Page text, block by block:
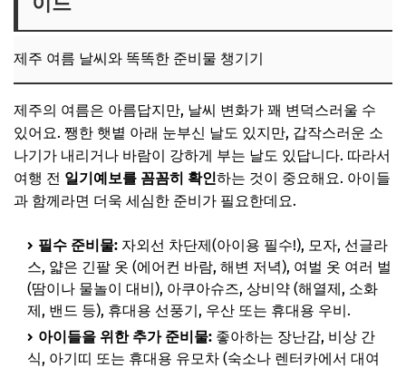
자연 속에서 즐기는 숲캉스/목장 체험
아이와 함께 즐길 맛집 추천
유모차 대여 및 편의시설 정보
여행 경비를 절약하는 꿀팁
📌 지금 뜨는 꿀정보! 놓치지 마세요
Q. 2025년 여름 제주 여행, 가장 좋은 시기는 언제인가요?
Q. 아이 동반 시 꼭 필요한 준비물은 무엇인가요?
Q. 제주도 내 이동은 어떻게 하는 것이 가장 좋을까요?
Q. 유모차나 휠체어 이용이 편리한 관광지가 있을까요?
제주 여름 날씨와 똑똑한 준비물 챙기기
제주의 여름은 아름답지만, 날씨 변화가 꽤 변덕스러울 수
있어요. 쨍한 햇볕 아래 눈부신 날도 있지만, 갑작스러운 소
나기가 내리거나 바람이 강하게 부는 날도 있답니다. 따라서
여행 전 일기예보를 꼼꼼히 확인하는 것이 중요해요. 아이들
과 함께라면 더욱 세심한 준비가 필요한데요.
필수 준비물: 자외선 차단제(아이용 필수!), 모자, 선글라
스, 얇은 긴팔 옷 (에어컨 바람, 해변 저녁), 여벌 옷 여러 벌
(땀이나 물놀이 대비), 아쿠아슈즈, 상비약 (해열제, 소화
제, 밴드 등), 휴대용 선풍기, 우산 또는 휴대용 우비.
아이들을 위한 추가 준비물: 좋아하는 장난감, 비상 간
식, 아기띠 또는 휴대용 유모차 (숙소나 렌터카에서 대여